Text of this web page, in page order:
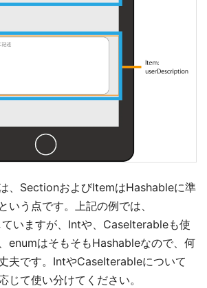
、SectionおよびItemはHashableに準
いう点です。上記の例では、
いますが、Intや、CaseIterableも使
enumはそもそもHashableなので、何
夫です。IntやCaseIterableについて
じて使い分けてください。